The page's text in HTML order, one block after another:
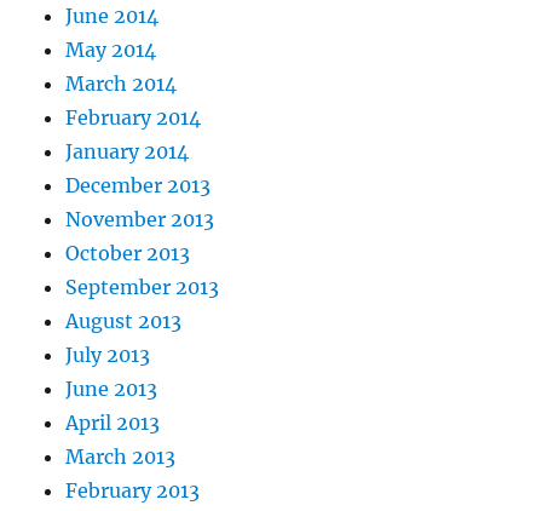
June 2014
May 2014
March 2014
February 2014
January 2014
December 2013
November 2013
October 2013
September 2013
August 2013
July 2013
June 2013
April 2013
March 2013
February 2013